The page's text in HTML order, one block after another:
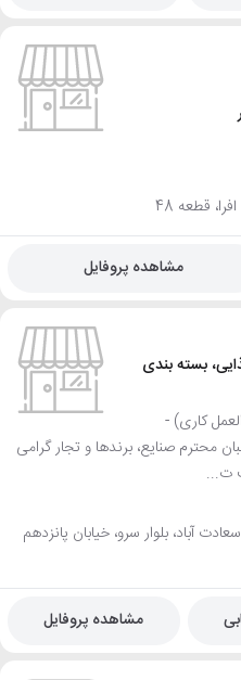
قطعه 48
مشاهده پروفایل
بسته بندی
کاری) -
محترم صنایع، برندها و تجار گرامی
ت...
آباد، سعادت آباد، بلوار سرو، خیابان پانزدهم
مشاهده پروفایل